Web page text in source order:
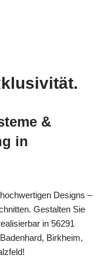
&
in
Designs –
Gestalten Sie
in 56291
Birkheim,